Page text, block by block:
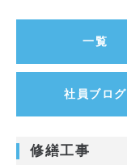
一覧
社員ブログ
修繕工事